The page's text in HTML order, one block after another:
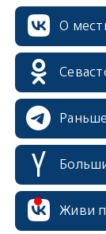
О
Живи